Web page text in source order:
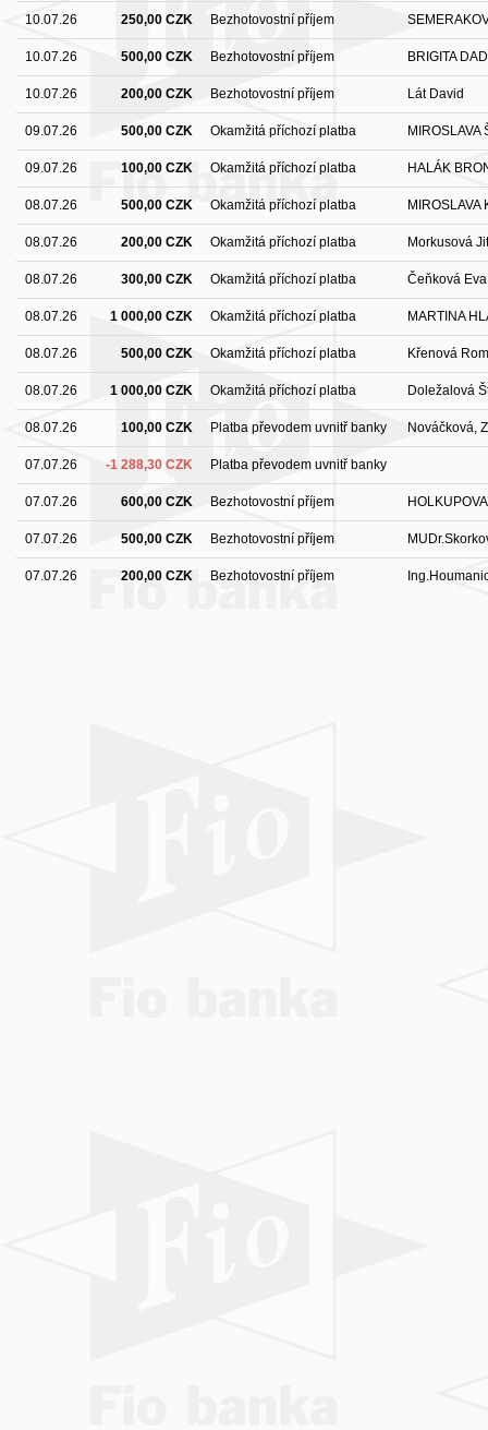
10.07.26 250,00 CZK Bezhotovostní příjem
10.07.26 500,00 CZK Bezhotovostní příjem BRIGITA
10.07.26 200,00 CZK Bezhotovostní příjem Lát David
09.07.26 500,00 CZK Okamžitá příchozí platba MIROSLAVA
09.07.26 100,00 CZK Okamžitá příchozí platba HALÁK
08.07.26 500,00 CZK Okamžitá příchozí platba MIROSLAVA
08.07.26 200,00 CZK Okamžitá příchozí platba Morkusová
08.07.26 300,00 CZK Okamžitá příchozí platba Čeňková Eva
08.07.26 1 000,00 CZK Okamžitá příchozí platba MARTINA
08.07.26 500,00 CZK Okamžitá příchozí platba Křenová
08.07.26 1 000,00 CZK Okamžitá příchozí platba Doležalová
08.07.26 100,00 CZK Platba převodem uvnitř banky Nováčková,
07.07.26 -1 288,30 CZK Platba převodem uvnitř banky
07.07.26 600,00 CZK Bezhotovostní příjem
07.07.26 500,00 CZK Bezhotovostní příjem
07.07.26 200,00 CZK Bezhotovostní příjem